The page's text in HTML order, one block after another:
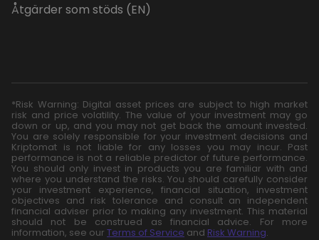
Åtgärder som stöds (EN)
*Risk Warning: Digital asset prices are subject to high market
risk and price volatility. The value of your investment may go
down or up, and you may not get back the amount invested.
You are solely responsible for your investment decisions and
Kriptomat is not liable for any losses you may incur. Past
performance is not a reliable predictor of future performance.
You should only invest in products you are familiar with and
where you understand the risks. You should carefully consider
your investment experience, financial situation, investment
objectives and risk tolerance and consult an independent
financial adviser prior to making any investment. This material
should not be construed as financial advice. For more
information, see our Terms of Service and Risk Warning.